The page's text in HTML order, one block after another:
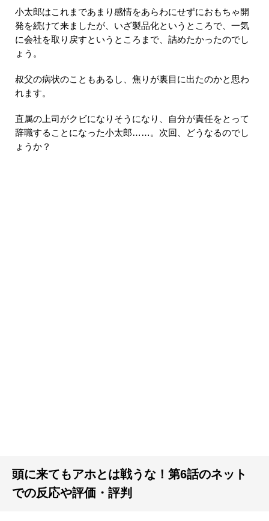
小太郎はこれまであまり感情をあらわにせずにおもちゃ開
発を続けて来ましたが、いざ製品化というところで、一気
に会社を取り戻すというところまで、詰めたかったのでし
ょう。
叔父の病状のこともあるし、焦りが裏目に出たのかと思わ
れます。
直属の上司がクビになりそうになり、自分が責任をとって
辞職することになった小太郎……。次回、どうなるのでし
ょうか？
頭に来てもアホとは戦うな！第6話のネット
での反応や評価・評判